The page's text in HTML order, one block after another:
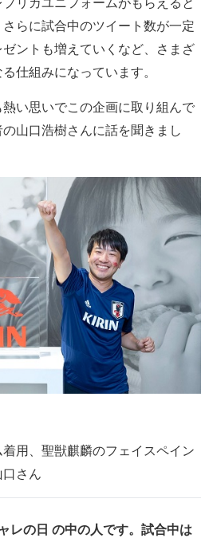
リカユニフォームがもらえると
らに試合中のツイート数が一定
ントも増えていくなど、さまざ
仕組みになっています。
い思いでこの企画に取り組んで
山口浩樹さんに話を聞きまし
用、聖獣麒麟のフェイスペイン
さん
レの日 の中の人です。試合中は